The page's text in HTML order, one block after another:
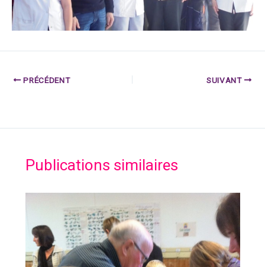
PRÉCÉDENT SUIVANT
Publications similaires